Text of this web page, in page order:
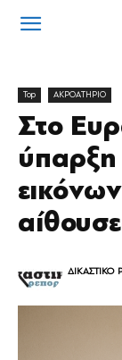
Top ΑΚΡΟΑΤΗΡΙΟ
Στο
ύπαρξη
ΔΙΚΑΣΤΙΚΟ